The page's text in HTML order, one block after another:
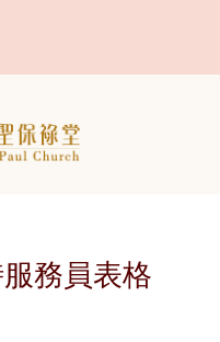
務員表格